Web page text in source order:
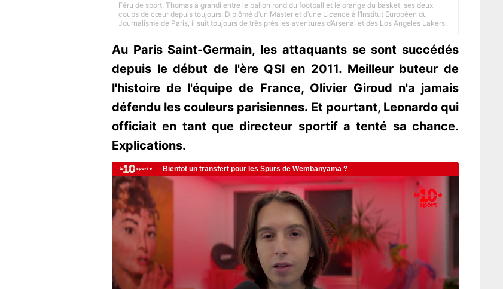
Féru de sport, Thomas a grandi entre le ballon rond du football et le orange du basket, ses deux
coups de cœur depuis toujours. Diplômé d’un Master et d’une Licence à l’Institut Européen du
Journalisme de Paris, il suit toujours de très près les aventures d’Arsenal et des Los Angeles Lakers.
Au Paris Saint-Germain, les attaquants se sont succédés
depuis le début de l'ère QSI en 2011. Meilleur buteur de
l'histoire de l'équipe de France, Olivier Giroud n'a jamais
défendu les couleurs parisiennes. Et pourtant, Leonardo qui
officiait en tant que directeur sportif a tenté sa chance.
Explications.